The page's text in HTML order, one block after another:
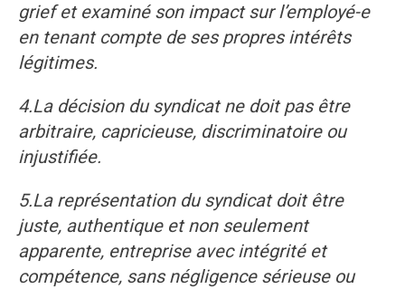
grief et examiné son impact sur l’employé-e
en tenant compte de ses propres intérêts
légitimes.
4.La décision du syndicat ne doit pas être
arbitraire, capricieuse, discriminatoire ou
injustifiée.
5.La représentation du syndicat doit être
juste, authentique et non seulement
apparente, entreprise avec intégrité et
compétence, sans négligence sérieuse ou